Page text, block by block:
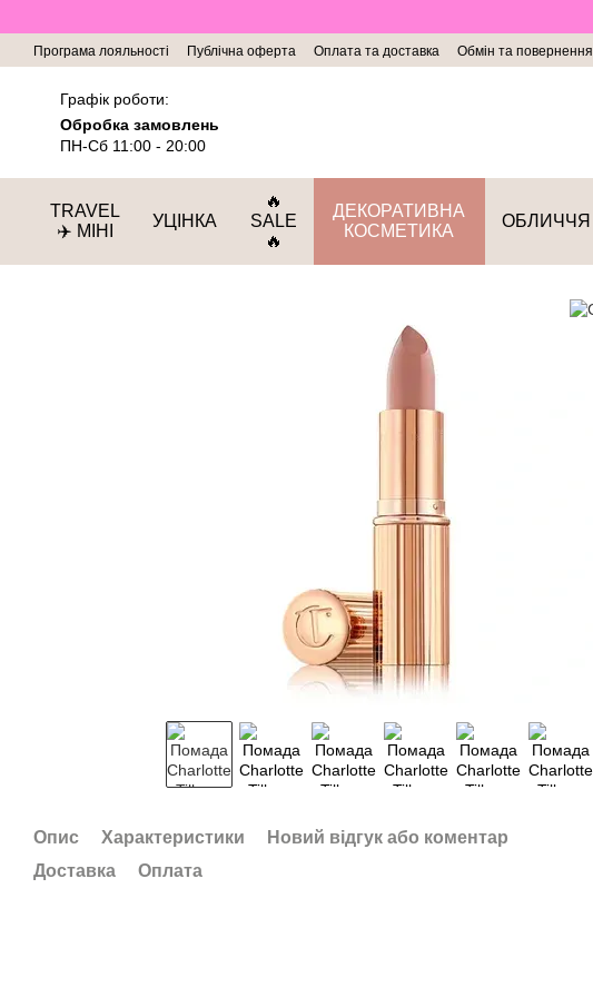
Програма лояльності Публічна оферта Оплата та доставка Обмін та повернення
Графік роботи:
Обробка замовлень
ПН-Сб 11:00 - 20:00
TRAVEL
✈️ МІНІ
УЦІНКА
🔥
SALE
🔥
ДЕКОРАТИВНА
КОСМЕТИКА
ОБЛИЧЧЯ
Опис Характеристики
Новий відгук або коментар
Доставка
Оплата